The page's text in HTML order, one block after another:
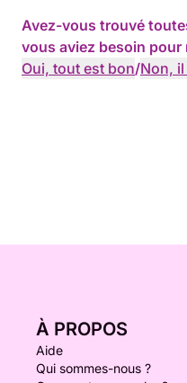
Avez-vous trouvé
vous aviez besoin pour
Oui, tout est bon/Non,
À PROPOS
Aide
Qui sommes-nous ?